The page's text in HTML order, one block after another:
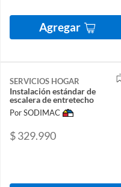
Agregar
SERVICIOS HOGAR
Instalación estándar de
escalera de entretecho
Por SODIMAC
$ 329.990